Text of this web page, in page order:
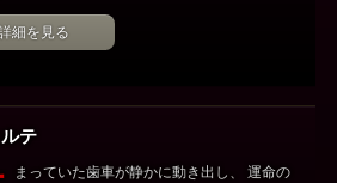
細を見る
テ
まっていた歯車が静かに動き出し、 運命の